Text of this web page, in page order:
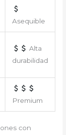
Asequible
Alta
durabilidad
Premium
con